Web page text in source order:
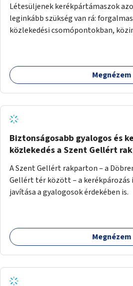
Létesüljenek kerékpártámaszok
leginkább szükség van rá:
közlekedési csomópontokban,
Megnézem
Biztonságosabb gyalogos és
közlekedés a Szent Gellért
A Szent Gellért rakparton – a
Gellért tér között – a
javítása a gyalogosok érdekében is.
Megnézem